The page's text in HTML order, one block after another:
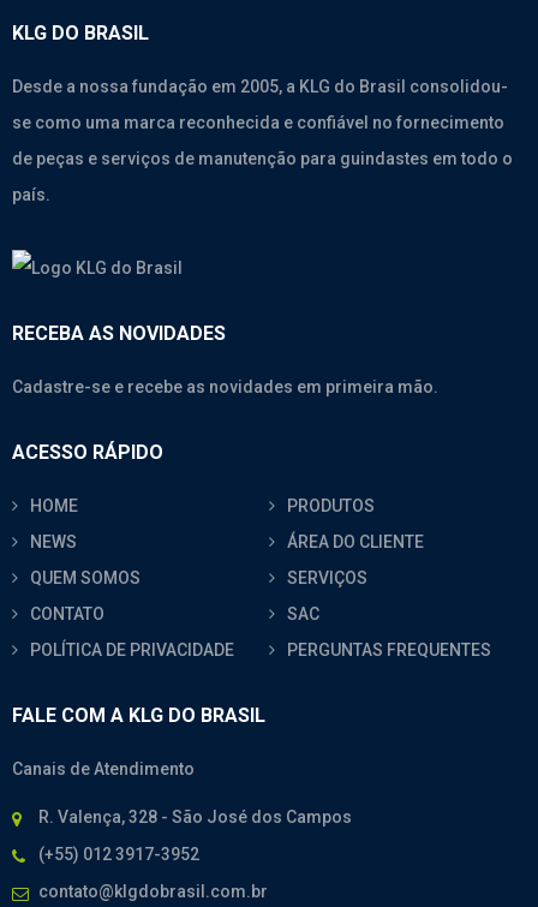
KLG DO BRASIL
Desde a nossa fundação em 2005, a KLG do Brasil consolidou-
se como uma marca reconhecida e confiável no fornecimento
de peças e serviços de manutenção para guindastes em todo o
país.
RECEBA AS NOVIDADES
Cadastre-se e recebe as novidades em primeira mão.
ACESSO RÁPIDO
HOME
PRODUTOS
NEWS
ÁREA DO CLIENTE
QUEM SOMOS
SERVIÇOS
CONTATO
SAC
POLÍTICA DE PRIVACIDADE
PERGUNTAS FREQUENTES
FALE COM A KLG DO BRASIL
Canais de Atendimento
R. Valença, 328 - São José dos Campos
(+55) 012 3917-3952
contato@klgdobrasil.com.br